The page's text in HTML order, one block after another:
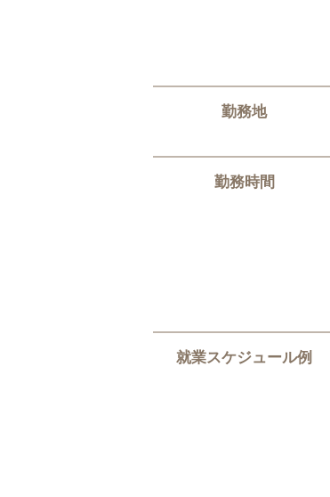
勤務地
勤務時間
就業スケジュール例